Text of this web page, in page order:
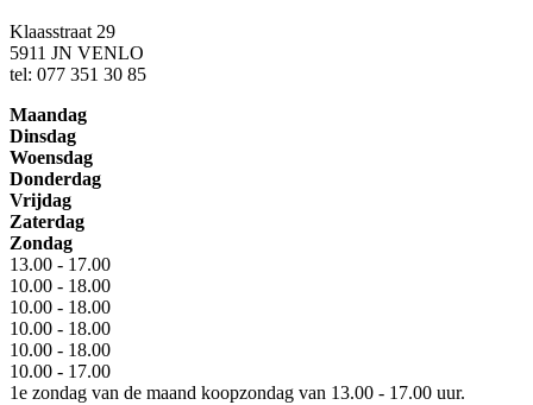
Klaasstraat 29
5911 JN VENLO
tel: 077 351 30 85
Maandag
Dinsdag
Woensdag
Donderdag
Vrijdag
Zaterdag
Zondag
13.00 - 17.00
10.00 - 18.00
10.00 - 18.00
10.00 - 18.00
10.00 - 18.00
10.00 - 17.00
1e zondag van de maand koopzondag van 13.00 - 17.00 uur.